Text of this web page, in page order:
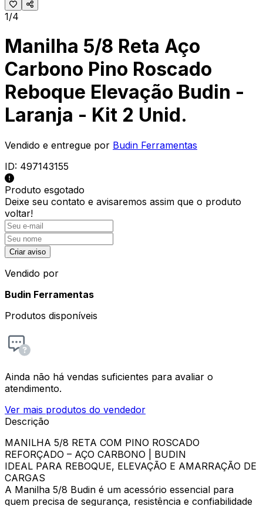
1/4
Manilha 5/8 Reta Aço
Carbono Pino Roscado
Reboque Elevação Budin -
Laranja - Kit 2 Unid.
Vendido e entregue por Budin Ferramentas
ID: 497143155
Produto esgotado
Deixe seu contato e avisaremos assim que o produto
voltar!
Criar aviso
Vendido por
Budin Ferramentas
Produtos disponíveis
Ainda não há vendas suficientes para avaliar o
atendimento.
Ver mais produtos do vendedor
Descrição
MANILHA 5/8 RETA COM PINO ROSCADO
REFORÇADO – AÇO CARBONO | BUDIN
IDEAL PARA REBOQUE, ELEVAÇÃO E AMARRAÇÃO DE
CARGAS
A Manilha 5/8 Budin é um acessório essencial para
quem precisa de segurança, resistência e confiabilidade